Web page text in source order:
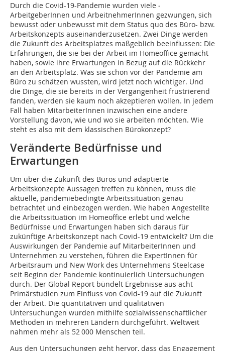
Durch die Covid-19-Pandemie wurden viele ­
ArbeitgeberInnen und ArbeitnehmerInnen gezwungen, sich
bewusst oder unbewusst mit dem Status quo des Büro- bzw.
Arbeitskonzepts auseinanderzusetzen. Zwei Dinge werden
die Zukunft des Arbeitsplatzes maßgeblich beeinflussen: Die
Erfahrungen, die sie bei der Arbeit im Homeoffice gemacht
haben, sowie ihre Erwartungen in Bezug auf die Rückkehr
an den Arbeitsplatz. Was sie schon vor der Pandemie am
Büro zu schätzen wussten, wird jetzt noch wichtiger. Und
die Dinge, die sie bereits in der Vergangenheit frustrierend
fanden, werden sie kaum noch akzeptieren wollen. In jedem
Fall haben MitarbeiterInnen inzwischen eine andere
Vorstellung davon, wie und wo sie arbeiten möchten. Wie
steht es also mit dem klassischen Bürokonzept?
Veränderte Bedürfnisse und
Erwartungen
Um über die Zukunft des Büros und adaptierte
Arbeitskonzepte Aussagen treffen zu können, muss die
aktuelle, pandemiebedingte Arbeits­situation genau
betrachtet und einbezogen werden. Wie haben Angestellte
die Arbeitssituation im Homeoffice erlebt und welche
Bedürfnisse und Erwartungen haben sich daraus für
zukünftige Arbeitskonzept nach Covid-19 entwickelt? Um die
Auswirkungen der Pandemie auf MitarbeiterInnen und
Unternehmen zu verstehen, führen die ExpertInnen für
Arbeitsraum und New Work des Unternehmens Steelcase
seit Beginn der Pandemie kontinuierlich Untersuchungen
durch. Der Global Report bündelt Ergebnisse aus acht
Primärstudien zum Einfluss von Covid-19 auf die ­Zukunft
der Arbeit. Die quantitativen und quali­tativen
Untersuchungen wurden mithilfe sozialwissenschaftlicher
Methoden in mehreren Ländern durchgeführt. Weltweit
nahmen mehr als 52 000 Menschen teil.
Aus den Untersuchungen geht hervor, dass das Engagement